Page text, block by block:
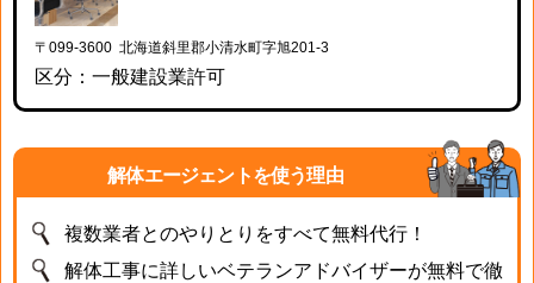
〒099-3600 北海道斜里郡小清水町字旭201-3
区分：一般建設業許可
解体エージェントを使う理由
複数業者とのやりとりをすべて無料代行！
解体工事に詳しいベテランアドバイザーが無料で徹